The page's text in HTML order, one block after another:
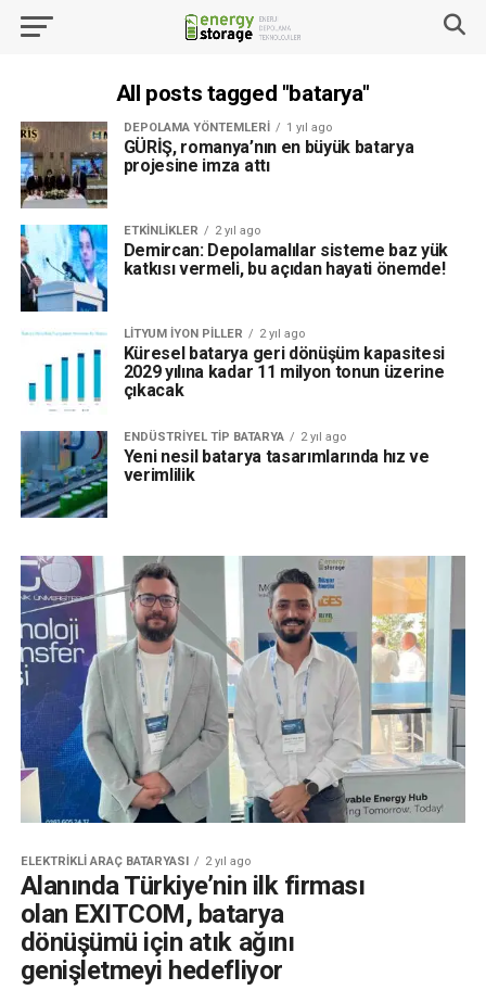
All posts tagged "batarya"
DEPOLAMA YÖNTEMLERI 1 yıl ago
GÜRİŞ, romanya’nın en büyük batarya
projesine imza attı
ETKINLIKLER 2 yıl ago
Demircan: Depolamalılar sisteme baz yük
katkısı vermeli, bu açıdan hayati önemde!
LITYUM İYON PILLER 2 yıl ago
Küresel batarya geri dönüşüm kapasitesi
2029 yılına kadar 11 milyon tonun üzerine
çıkacak
ENDÜSTRIYEL TIP BATARYA 2 yıl ago
Yeni nesil batarya tasarımlarında hız ve
verimlilik
ELEKTRIKLI ARAÇ BATARYASI 2 yıl ago
Alanında Türkiye’nin ilk firması
olan EXITCOM, batarya
dönüşümü için atık ağını
genişletmeyi hedefliyor